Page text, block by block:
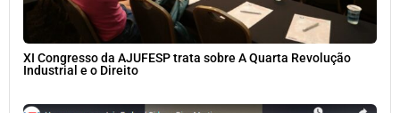
XI Congresso da AJUFESP trata sobre A Quarta Revolução
Industrial e o Direito